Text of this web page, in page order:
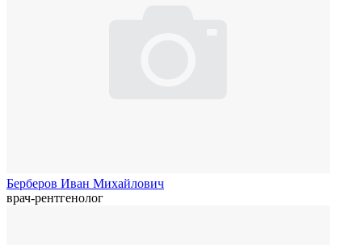
Берберов Иван Михайлович
врач-рентгенолог